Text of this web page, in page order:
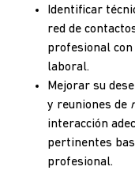
Identificar
red de
profesional
laboral.
Mejorar su
y reuniones de
interacción
pertinentes
profesional.